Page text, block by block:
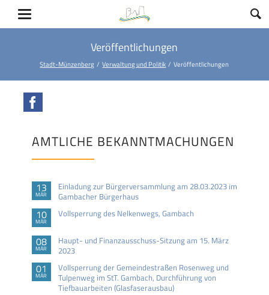
Veröffentlichungen
Stadt-Münzenberg Verwaltung und Politik Veröffentlichungen
AMTLICHE BEKANNTMACHUNGEN
13
MÄR
Einladung zur Bürgerversammlung am 28.03.2023 im
Gambacher Bürgerhaus
10
MÄR
Vollsperrung des Nelkenwegs, Gambach
08
MÄR
Haupt- und Finanzausschuss-Sitzung am 15. März
2023
01
MÄR
Vollsperrung der Gemeindestraßen Rosenweg und
Tulpenweg im StT. Gambach, Durchführung von
Tiefbauarbeiten (Glasfaserausbau)